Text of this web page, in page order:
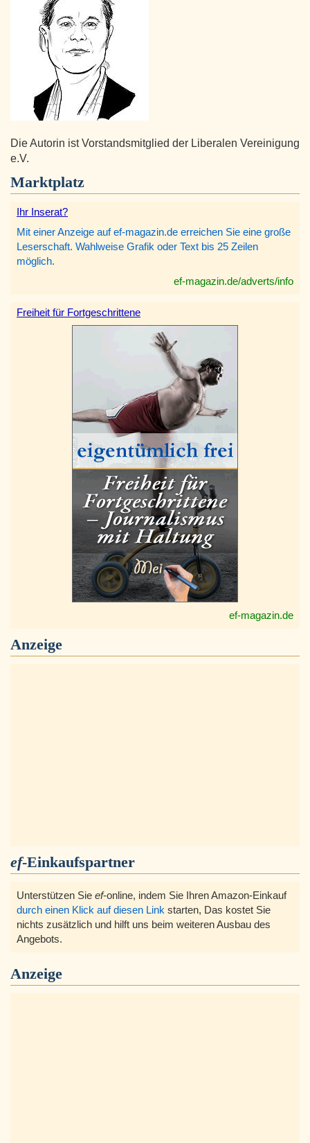
Die Autorin ist Vorstandsmitglied der Liberalen Vereinigung
e.V.
Marktplatz
Ihr Inserat?
Mit einer Anzeige auf ef-magazin.de erreichen Sie eine große
Leserschaft. Wahlweise Grafik oder Text bis 25 Zeilen
möglich.
ef-magazin.de/adverts/info
Freiheit für Fortgeschrittene
ef-magazin.de
Anzeige
ef-Einkaufspartner
Unterstützen Sie ef-online, indem Sie Ihren Amazon-Einkauf
durch einen Klick auf diesen Link starten, Das kostet Sie
nichts zusätzlich und hilft uns beim weiteren Ausbau des
Angebots.
Anzeige